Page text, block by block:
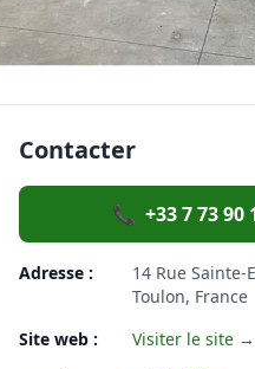
Contacter
📞 +33 7 73 90
Adresse :
14 Rue Sainte-
Toulon, France
Site web :
Visiter le site →